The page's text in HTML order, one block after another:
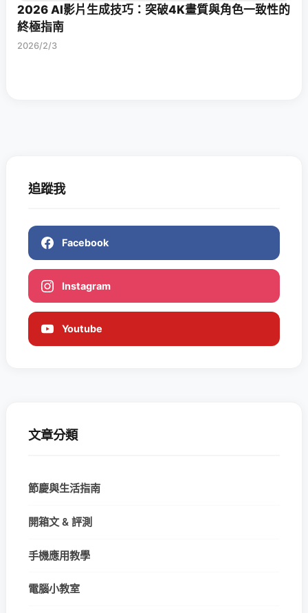
2026 AI影片生成技巧：突破4K畫質與角色一致性的
終極指南
2026/2/3
追蹤我
Facebook
Instagram
Youtube
文章分類
節慶與生活指南
開箱文 & 評測
手機應用教學
電腦小教室